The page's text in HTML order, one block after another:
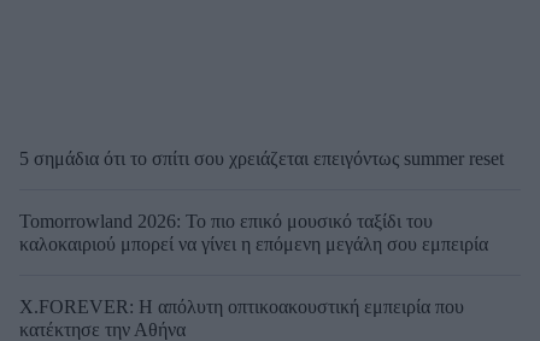
5 σημάδια ότι το σπίτι σου χρειάζεται επειγόντως summer reset
Tomorrowland 2026: Το πιο επικό μουσικό ταξίδι του
καλοκαιριού μπορεί να γίνει η επόμενη μεγάλη σου εμπειρία
X.FOREVER: Η απόλυτη οπτικοακουστική εμπειρία που
κατέκτησε την Αθήνα